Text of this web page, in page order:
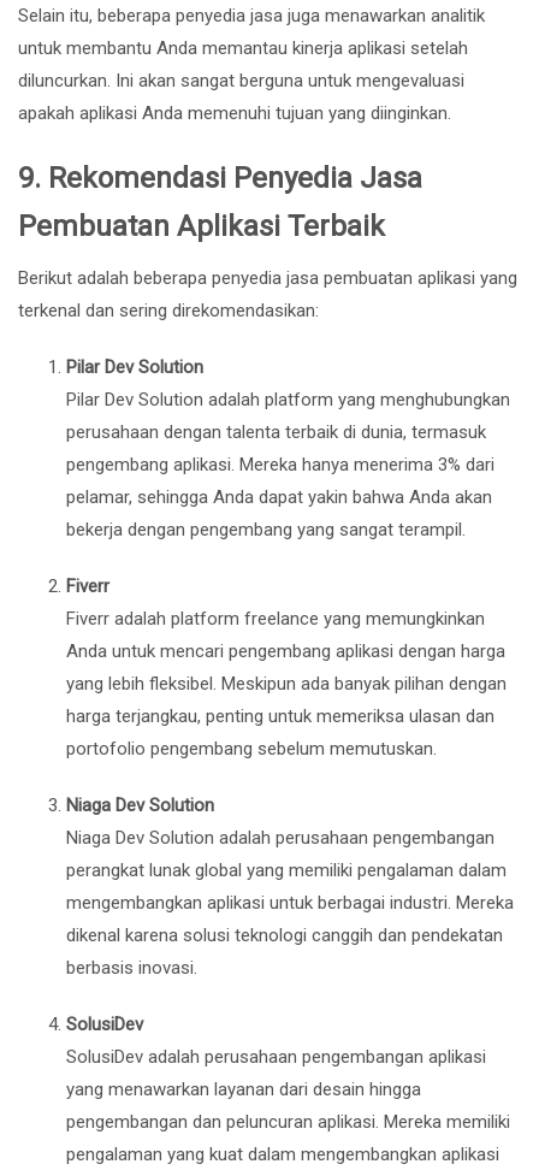
Selain itu, beberapa penyedia jasa juga menawarkan analitik
untuk membantu Anda memantau kinerja aplikasi setelah
diluncurkan. Ini akan sangat berguna untuk mengevaluasi
apakah aplikasi Anda memenuhi tujuan yang diinginkan.
9. Rekomendasi Penyedia Jasa
Pembuatan Aplikasi Terbaik
Berikut adalah beberapa penyedia jasa pembuatan aplikasi yang
terkenal dan sering direkomendasikan:
Pilar Dev Solution
Pilar Dev Solution adalah platform yang menghubungkan
perusahaan dengan talenta terbaik di dunia, termasuk
pengembang aplikasi. Mereka hanya menerima 3% dari
pelamar, sehingga Anda dapat yakin bahwa Anda akan
bekerja dengan pengembang yang sangat terampil.
Fiverr
Fiverr adalah platform freelance yang memungkinkan
Anda untuk mencari pengembang aplikasi dengan harga
yang lebih fleksibel. Meskipun ada banyak pilihan dengan
harga terjangkau, penting untuk memeriksa ulasan dan
portofolio pengembang sebelum memutuskan.
Niaga Dev Solution
Niaga Dev Solution adalah perusahaan pengembangan
perangkat lunak global yang memiliki pengalaman dalam
mengembangkan aplikasi untuk berbagai industri. Mereka
dikenal karena solusi teknologi canggih dan pendekatan
berbasis inovasi.
SolusiDev
SolusiDev adalah perusahaan pengembangan aplikasi
yang menawarkan layanan dari desain hingga
pengembangan dan peluncuran aplikasi. Mereka memiliki
pengalaman yang kuat dalam mengembangkan aplikasi